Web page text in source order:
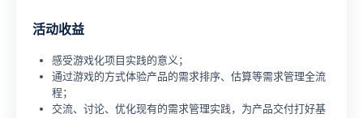
活动收益
感受游戏化项目实践的意义；
通过游戏的方式体验产品的需求排序、估算等需求管理全流
程；
交流、讨论、优化现有的需求管理实践，为产品交付打好基